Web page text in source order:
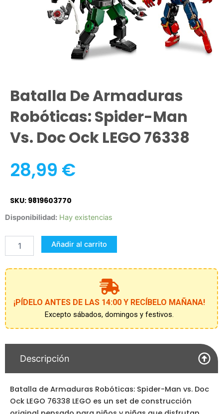
Batalla De Armaduras
Robóticas: Spider-Man
Vs. Doc Ock LEGO 76338
28,99 €
SKU: 9819603770
Disponibilidad: Hay existencias
Batalla
Armaduras
Robóticas:
Spider-
vs.
Doc
Ock
LEGO
76338
cantidad
Añadir al carrito
¡PÍDELO ANTES DE LAS 14:00 Y RECÍBELO MAÑANA!
Excepto sábados, domingos y festivos.
Descripción
Batalla de Armaduras Robóticas: Spider-Man vs. Doc
Ock LEGO 76338 LEGO es un set de construcción